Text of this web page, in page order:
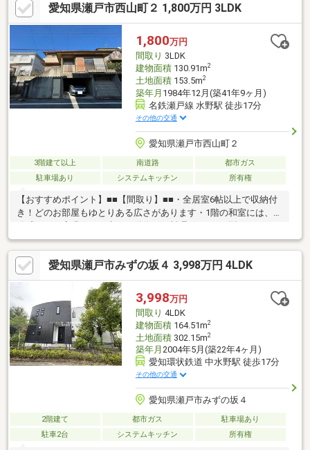
愛知県瀬戸市西山町２ 1,800万円 3LDK
1,800万円
間取り 3LDK
建物面積130.91m2
土地面積153.5m2
築年月 1984年12月(築41年9ヶ月)
名鉄瀬戸線 水野駅 徒歩17分
その他の交通
愛知県瀬戸市西山町２
3階建て以上 南道路
都市ガス
駐車場あり
システムキッチン 所有権
【おすすめポイント】■■【間取り】■■・全居室6帖以上で収納付
き！どのお部屋もゆとりある広さがあります・1階の和室には、開
放感のある広縁あり・少ない動作でお料理ができるL型キッチン・
全室南向きの為、室内の日当たり・通風良好・トイレ・洗面台新
品に交換済■■【周辺環境・その他】■■・最寄りのバス停まで徒歩
約3分で利用可・駐車場1台可（車種による）・效範小学校 徒歩
約18分・南山中学校 徒歩約29分・ファミリーマート瀬戸西山町
店 徒歩約7分■■【ご内覧・ご来店 ご希望のお客様へ】■■ご来
店・ご案内可能です！ご希望のお日にちをお気軽にご連絡くださ
い♪
愛知県瀬戸市みずの坂４ 3,998万円 4LDK
3,998万円
間取り 4LDK
建物面積164.51m2
土地面積302.15m2
築年月 2004年5月(築22年4ヶ月)
愛知環状鉄道 中水野駅 徒歩17分
その他の交通
愛知県瀬戸市みずの坂４
2階建て 都市ガス
駐車場あり
駐車2台
システムキッチン 所有権